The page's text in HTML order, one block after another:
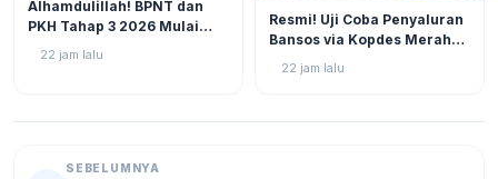
Alhamdulillah! BPNT dan
PKH Tahap 3 2026 Mulai
Status Terbarunya di SIKS-
22 jam lalu
Resmi! Uji Coba Penyaluran
Bansos via Kopdes Merah
2026
22 jam lalu
SEBELUMNYA